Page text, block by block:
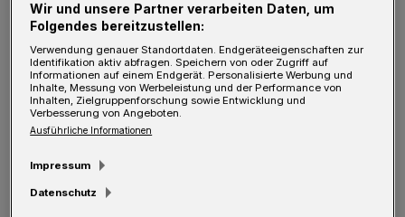
roden“, so Andreas Zawierucha (Wahlkreis 32
im Wuppertaler Osten). „Wälder sind nicht
nur für die weltweite Klimaentwicklung
wichtig, sondern leisten auch vor Ort einen
zentralen Beitrag zum Stadtklima. Gerade jetzt
immer häufiger Sommer mit extremeren
Hitzewellen drohen, wie im aktuellen
Wir und unsere Partner verarbeiten Daten, um
Folgendes bereitzustellen:
Verwendung genauer Standortdaten. Endgeräteeigenschaften zur
Identifikation aktiv abfragen. Speichern von oder Zugriff auf
Informationen auf einem Endgerät. Personalisierte Werbung und
Inhalte, Messung von Werbeleistung und der Performance von
Inhalten, Zielgruppenforschung sowie Entwicklung und
Verbesserung von Angeboten.
Ausführliche Informationen
Impressum
Datenschutz